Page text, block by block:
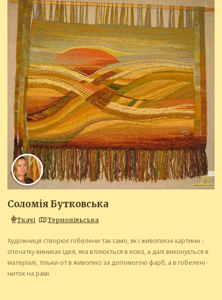
Соломія Бутковська
Ткачі Тернопільська
Художниця створює гобелени так само, як і живописні картини -
спочатку виникає ідея, яка втілюється в ескіз, а далі виконується в
матеріалі, тільки-от в живописі за допомогою фарб, а в гобелені -
ниток на рамі.